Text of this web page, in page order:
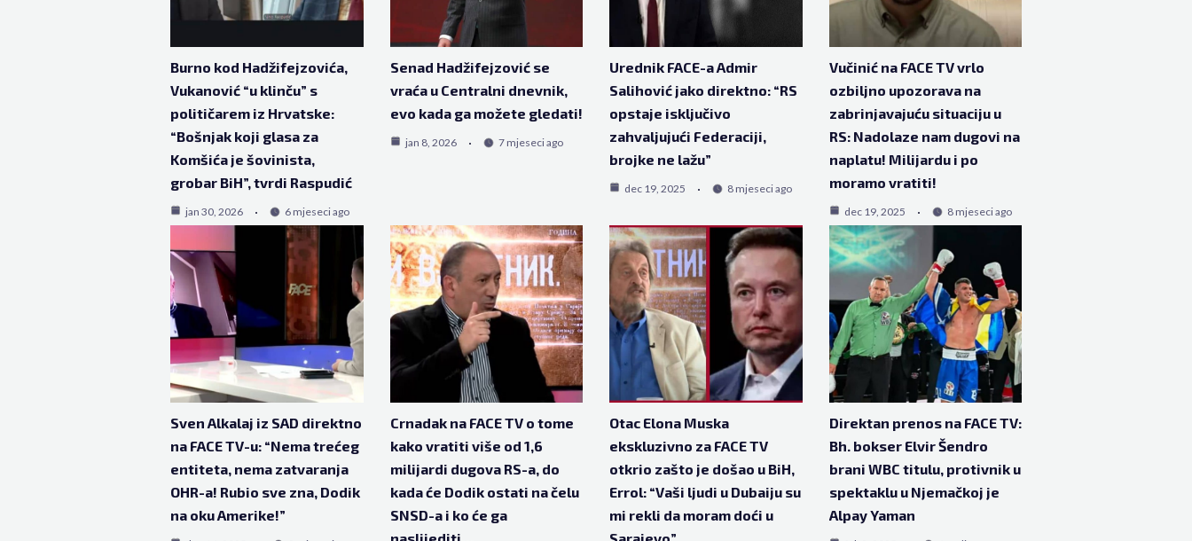
Burno kod Hadžifejzovića,
Vukanović “u klinču” s
političarem iz Hrvatske:
“Bošnjak koji glasa za
Komšića je šovinista,
grobar BiH”, tvrdi Raspudić
jan 30, 2026 6 mjeseci ago
Senad Hadžifejzović se
vraća u Centralni dnevnik,
evo kada ga možete gledati!
jan 8, 2026 7 mjeseci ago
Urednik FACE-a Admir
Salihović jako direktno: “RS
opstaje isključivo
zahvaljujući Federaciji,
brojke ne lažu”
dec 19, 2025 8 mjeseci ago
Vučinić na FACE TV vrlo
ozbiljno upozorava na
zabrinjavajuću situaciju u
RS: Nadolaze nam dugovi na
naplatu! Milijardu i po
moramo vratiti!
dec 19, 2025 8 mjeseci ago
Sven Alkalaj iz SAD direktno
na FACE TV-u: “Nema trećeg
entiteta, nema zatvaranja
OHR-a! Rubio sve zna, Dodik
na oku Amerike!”
Crnadak na FACE TV o tome
kako vratiti više od 1,6
milijardi dugova RS-a, do
kada će Dodik ostati na čelu
SNSD-a i ko će ga
Otac Elona Muska
ekskluzivno za FACE TV
otkrio zašto je došao u BiH,
Errol: “Vaši ljudi u Dubaiju su
mi rekli da moram doći u
Direktan prenos na FACE TV:
Bh. bokser Elvir Šendro
brani WBC titulu, protivnik u
spektaklu u Njemačkoj je
Alpay Yaman